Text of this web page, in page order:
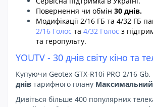
Повернення чи обмін 30 днів.
Модифікації 2/16 ГБ та 4/32 ГБ
2/16 Голос та 4/32 Голос з
та геропульту.
YOUTV - 30 днів світу кіно та
Купуючи Geotex GTX-R10i PRO 2/16
днів тарифного плану Максимальний
Дивіться більше 400 популярних